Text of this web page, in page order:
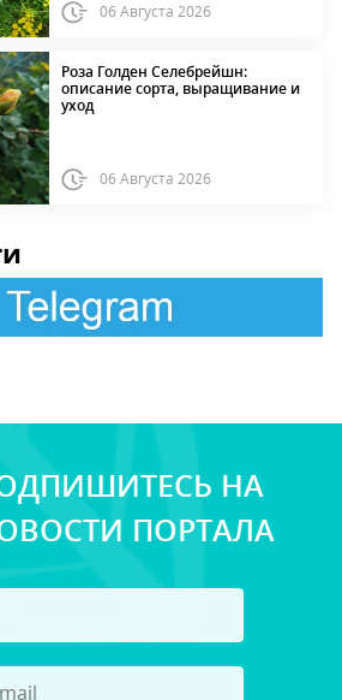
06 Августа 2026
Роза Голден Селебрейшн:
описание сорта, выращивание и
уход
06 Августа 2026
НА
ПОРТАЛА